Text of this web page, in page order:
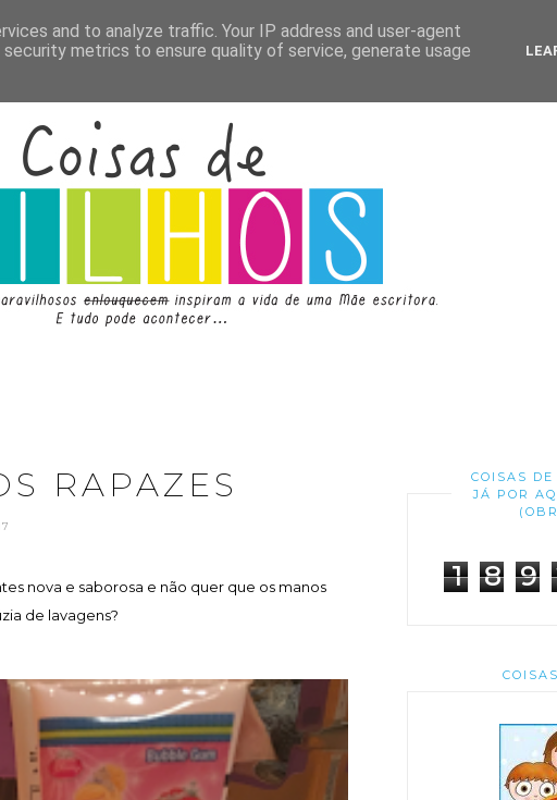
RAPAZES
nova e saborosa e não quer que os manos
de lavagens?
COISAS
JÁ POR
1 8 9
and to analyze traffic. Your IP address and user-agent
metrics to ensure quality of service, generate usage